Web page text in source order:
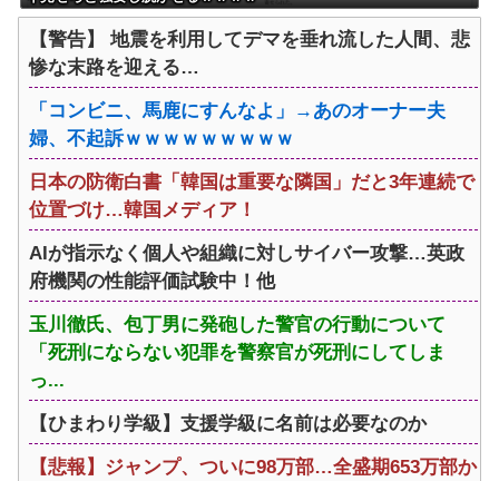
【警告】 地震を利用してデマを垂れ流した人間、悲
惨な末路を迎える…
「コンビニ、馬鹿にすんなよ」→あのオーナー夫
婦、不起訴ｗｗｗｗｗｗｗｗｗ
日本の防衛白書「韓国は重要な隣国」だと3年連続で
位置づけ…韓国メディア！
AIが指示なく個人や組織に対しサイバー攻撃…英政
府機関の性能評価試験中！他
玉川徹氏、包丁男に発砲した警官の行動について
「死刑にならない犯罪を警察官が死刑にしてしま
っ...
【ひまわり学級】支援学級に名前は必要なのか
【悲報】ジャンプ、ついに98万部…全盛期653万部か